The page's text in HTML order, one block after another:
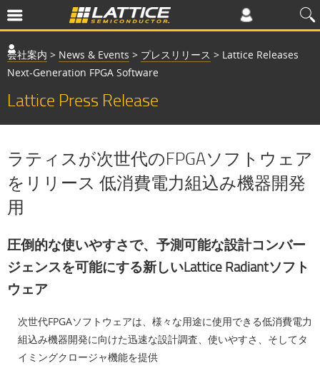
会社案内 > News & Events > プレスリリース > Lattice Releases
Next-Generation FPGA Software
Lattice Press Release
ラティスが次世代のFPGAソフトウェア
をリリース 低消費電力組込み機器開発
用
圧倒的な使いやすさで、予測可能な設計コンバー
ジェンスを可能にする新しいLattice Radiantソフト
ウェア
次世代FPGAソフトウェアは、様々な用途に使用できる低消費電力
組込み機器開発に向けた迅速な設計調査、使いやすさ、そしてタ
イミングクロージャ機能を提供